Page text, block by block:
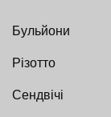
Бульйони
Різотто
Сендвічі